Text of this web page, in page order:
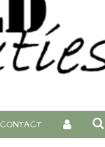
CONTACT